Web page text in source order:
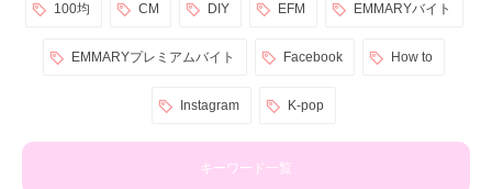
100均 CM DIY EFM EMMARYバイト
EMMARYプレミアムバイト Facebook How to
Instagram K-pop
キーワード一覧